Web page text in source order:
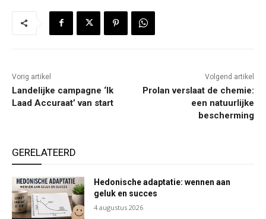
Vorig artikel
Landelijke campagne ‘Ik
Laad Accuraat’ van start
Volgend artikel
Prolan verslaat de chemie:
een natuurlijke
bescherming
GERELATEERD
Hedonische adaptatie: wennen aan
geluk en succes
4 augustus 2026